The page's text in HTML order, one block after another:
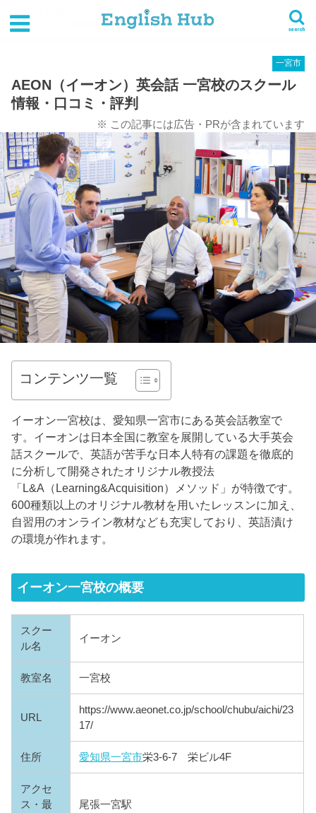
search
英会話スクール一覧 愛知県
一宮市
AEON（イーオン）英会話 一宮校のスクール情報・口コミ・評判
一宮市
AEON（イーオン）英会話 一宮校のスクール
情報・口コミ・評判
※ この記事には広告・PRが含まれています
コンテンツ一覧
イーオン一宮校は、愛知県一宮市にある英会話教室で
す。イーオンは日本全国に教室を展開している大手英会
話スクールで、英語が苦手な日本人特有の課題を徹底的
に分析して開発されたオリジナル教授法
「L&A（Learning&Acquisition）メソッド」が特徴です。
600種類以上のオリジナル教材を用いたレッスンに加え、
自習用のオンライン教材なども充実しており、英語漬け
の環境が作れます。
イーオン一宮校の概要
スクー
ル名
イーオン
教室名 一宮校
URL
https://www.aeonet.co.jp/school/chubu/aichi/23
17/
住所 愛知県一宮市栄3-6-7 栄ビル4F
アクセ
ス・最
尾張一宮駅